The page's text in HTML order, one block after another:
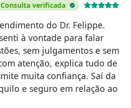
Consulta verificada
do Dr. Felippe.
à vontade para falar
sem julgamentos e sem
atenção, explica tudo de
muita confiança. Saí da
e seguro em relação ao